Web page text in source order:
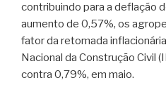
contribuindo para a deflação
aumento de 0,57%, os
fator da retomada
Nacional da Construção Civil
contra 0,79%, em maio.